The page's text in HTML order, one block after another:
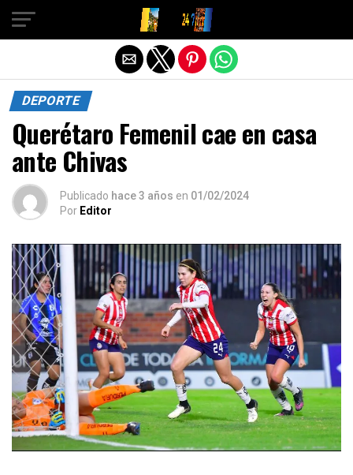
DEPORTE
Querétaro Femenil cae en casa
ante Chivas
Publicado hace 3 años en 01/02/2024
Por Editor
Salir de la versión móvil